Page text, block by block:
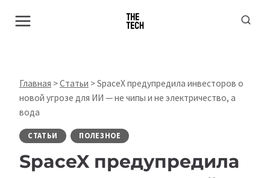
Главная >Статьи >SpaceX предупредила инвесторов о
новой угрозе для ИИ — не чипы и не электричество, а
вода
СТАТЬИ ПОЛЕЗНОЕ
SpaceX предупредила